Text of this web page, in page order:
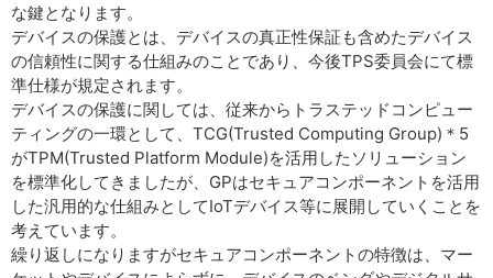
な鍵となります。
デバイスの保護とは、デバイスの真正性保証も含めたデバイス
の信頼性に関する仕組みのことであり、今後TPS委員会にて標
準仕様が規定されます。
デバイスの保護に関しては、従来からトラステッドコンピュー
ティングの一環として、TCG(Trusted Computing Group)＊5
がTPM(Trusted Platform Module)を活用したソリューション
を標準化してきましたが、GPはセキュアコンポーネントを活用
した汎用的な仕組みとしてIoTデバイス等に展開していくことを
考えています。
繰り返しになりますがセキュアコンポーネントの特徴は、マー